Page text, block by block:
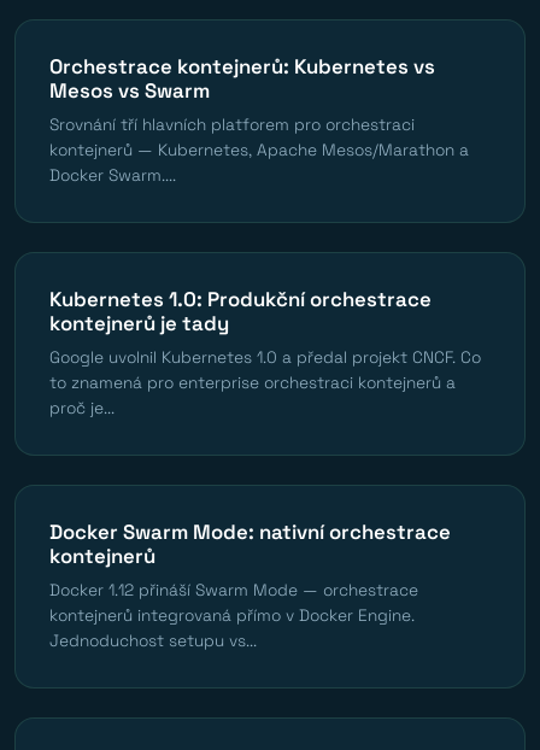
Orchestrace kontejnerů: Kubernetes vs
Mesos vs Swarm
Srovnání tří hlavních platforem pro orchestraci
kontejnerů — Kubernetes, Apache Mesos/Marathon a
Docker Swarm....
Kubernetes 1.0: Produkční orchestrace
kontejnerů je tady
Google uvolnil Kubernetes 1.0 a předal projekt CNCF. Co
to znamená pro enterprise orchestraci kontejnerů a
proč je...
Docker Swarm Mode: nativní orchestrace
kontejnerů
Docker 1.12 přináší Swarm Mode — orchestrace
kontejnerů integrovaná přímo v Docker Engine.
Jednoduchost setupu vs...